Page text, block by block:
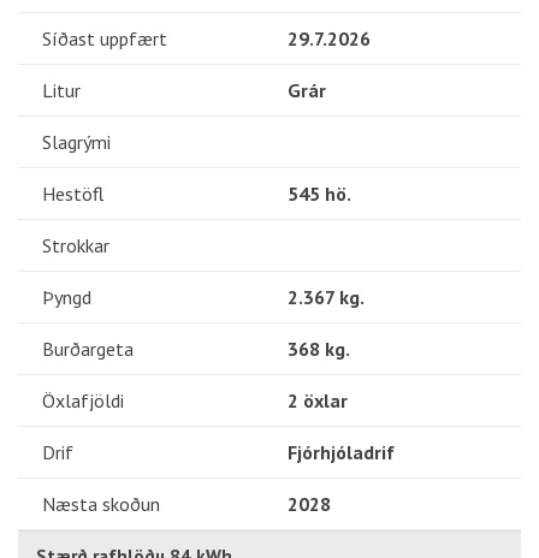
Síðast uppfært 29.7.2026
Litur Grár
Slagrými
Hestöfl 545 hö.
Strokkar
Þyngd 2.367 kg.
Burðargeta 368 kg.
Öxlafjöldi 2 öxlar
Drif Fjórhjóladrif
Næsta skoðun 2028